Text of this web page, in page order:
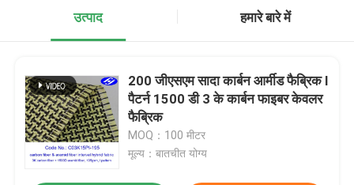
उत्पाद हमारे बारे में
200 जीएसएम सादा कार्बन आर्मीड फैब्रिक I
पैटर्न 1500 डी 3 के कार्बन फाइबर केवलर
फैब्रिक
MOQ：100 मीटर
मूल्य：बातचीत योग्य